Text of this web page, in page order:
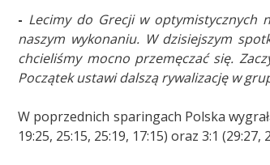
- Lecimy do Grecji w optymistycznych
naszym wykonaniu. W dzisiejszym
chcieliśmy mocno przemęczać się.
Początek ustawi dalszą rywalizację w
W poprzednich sparingach Polska
19:25, 25:15, 25:19, 17:15) oraz 3:1 (29:27,